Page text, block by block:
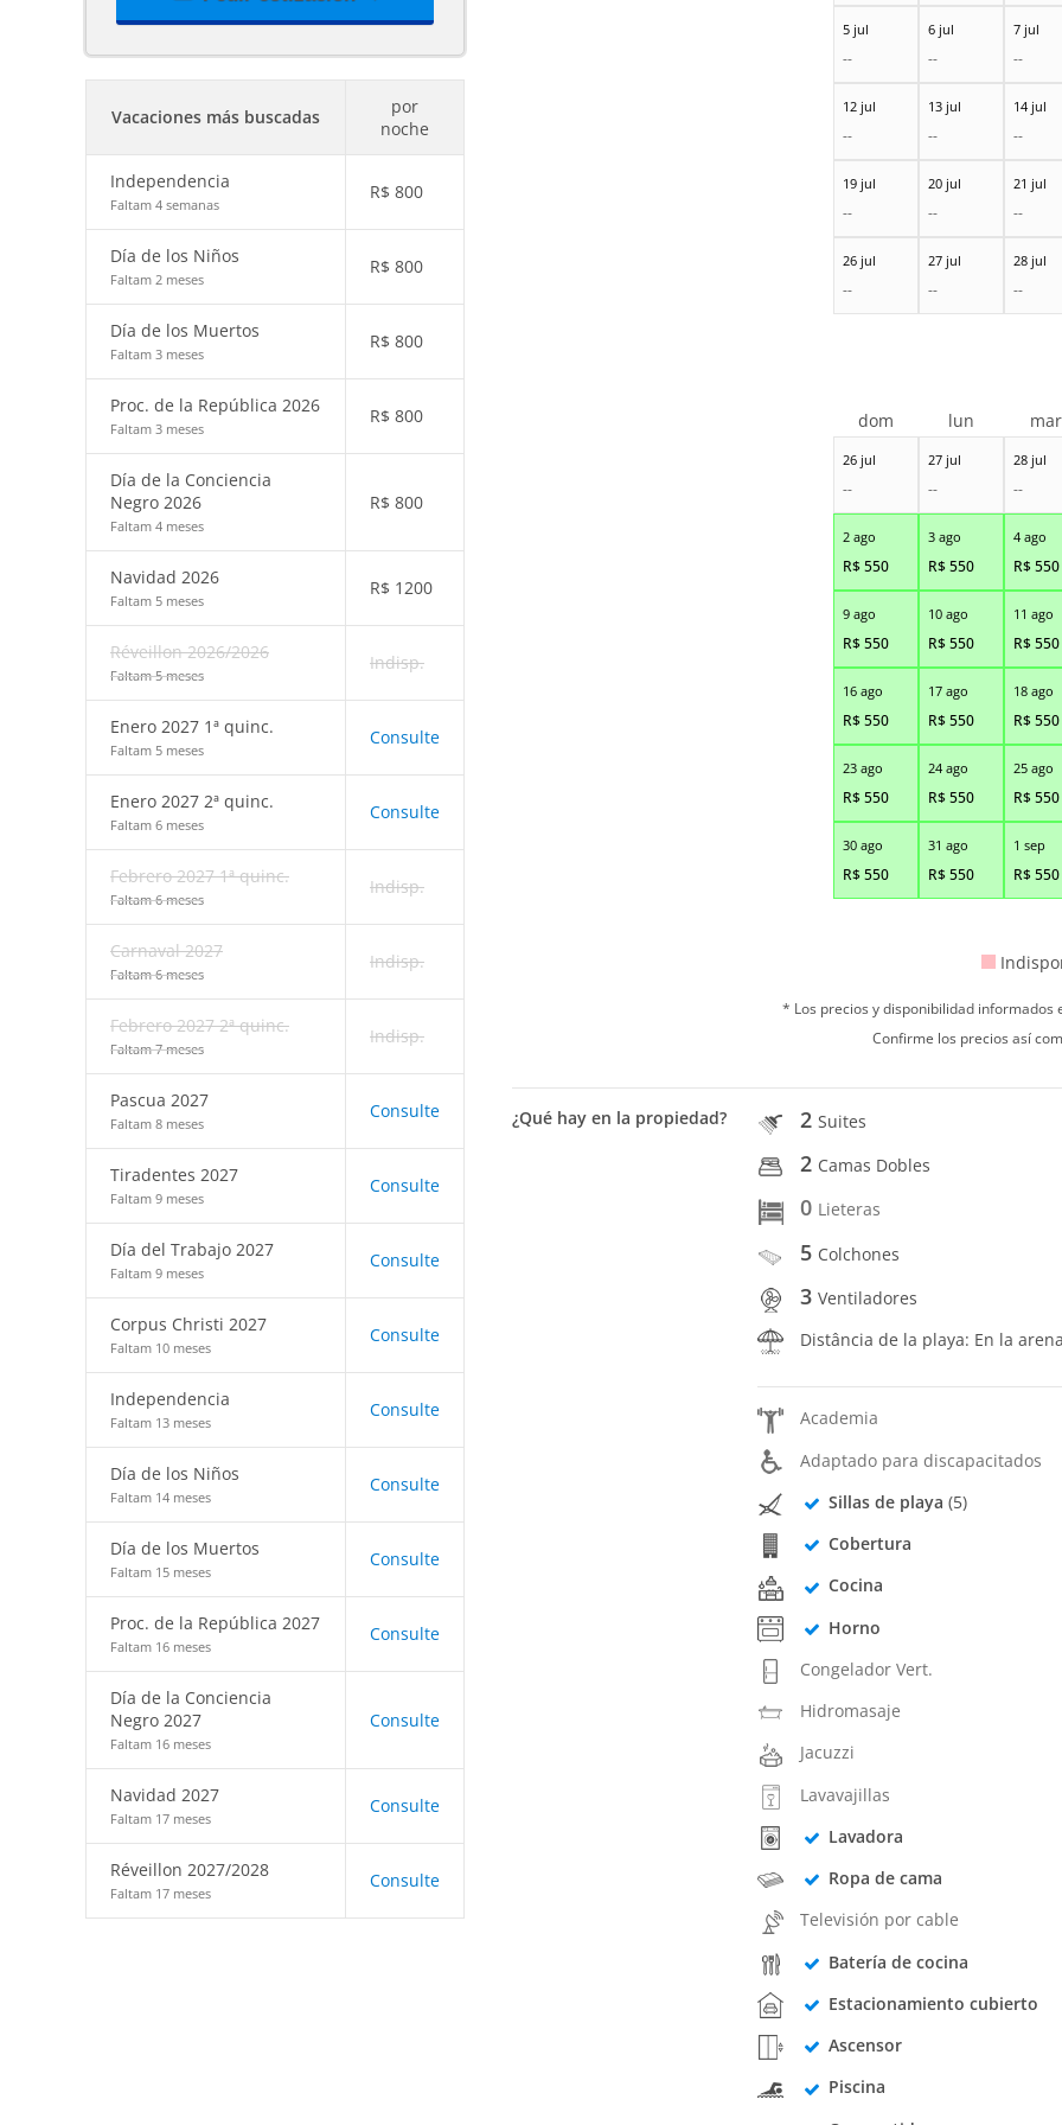
Vacaciones más buscadas
por
noche
Independencia
Faltam 4 semanas
R$ 800
Día de los Niños
Faltam 2 meses
R$ 800
Día de los Muertos
Faltam 3 meses
R$ 800
Proc. de la República 2026
Faltam 3 meses
R$ 800
Día de la Conciencia
Negro 2026
Faltam 4 meses
R$ 800
Navidad 2026
Faltam 5 meses
R$ 1200
Réveillon 2026/2026
Faltam 5 meses
Indisp.
Enero 2027 1ª quinc.
Faltam 5 meses
Consulte
Enero 2027 2ª quinc.
Faltam 6 meses
Consulte
Febrero 2027 1ª quinc.
Faltam 6 meses
Indisp.
Carnaval 2027
Faltam 6 meses
Indisp.
Febrero 2027 2ª quinc.
Faltam 7 meses
Indisp.
Pascua 2027
Faltam 8 meses
Consulte
Tiradentes 2027
Faltam 9 meses
Consulte
Día del Trabajo 2027
Faltam 9 meses
Consulte
Corpus Christi 2027
Faltam 10 meses
Consulte
Independencia
Faltam 13 meses
Consulte
Día de los Niños
Faltam 14 meses
Consulte
Día de los Muertos
Faltam 15 meses
Consulte
Proc. de la República 2027
Faltam 16 meses
Consulte
Día de la Conciencia
Negro 2027
Faltam 16 meses
Consulte
Navidad 2027
Faltam 17 meses
Consulte
Réveillon 2027/2028
Faltam 17 meses
Consulte
5 jul
--
6 jul
--
7 jul
--
12 jul
--
13 jul
--
14 jul
--
19 jul
--
20 jul
--
21 jul
--
26 jul
--
27 jul
--
28 jul
--
26 jul
--
27 jul
--
28 jul
--
2 ago
R$550
3 ago
R$550
4 ago
R$550
9 ago
R$550
10 ago
R$550
11 ago
R$550
16 ago
R$550
17 ago
R$550
18 ago
R$550
23 ago
R$550
24 ago
R$550
25 ago
R$550
30 ago
R$550
31 ago
R$550
1 sep
R$550
dom lun mar
* Los precios y disponibilidad informados
Confirme los precios así
¿Qué hay en la propiedad? 2Suites
2 Camas Dobles
0 Lieteras
5 Colchones
3Ventiladores
Distância de la playa: En la
Academia
Adaptado para discapacitados
Sillas de playa (5)
Cobertura
Cocina
Horno
Congelador Vert.
Hidromasaje
Jacuzzi
Lavavajillas
Lavadora
Ropa de cama
Televisión por cable
Batería de cocina
Estacionamiento cubierto
Ascensor
Piscina